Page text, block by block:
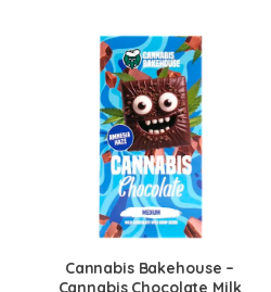
Cannabis Bakehouse –
Cannabis Chocolate Milk